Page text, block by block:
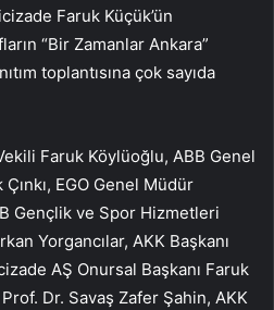
Faruk Küçük’ün
“Bir Zamanlar Ankara”
toplantısına çok sayıda
Faruk Köylüoğlu, ABB Genel
Çınkı, EGO Genel Müdür
Gençlik ve Spor Hizmetleri
Yorgancılar, AKK Başkanı
AŞ Onursal Başkanı Faruk
Dr. Savaş Zafer Şahin, AKK